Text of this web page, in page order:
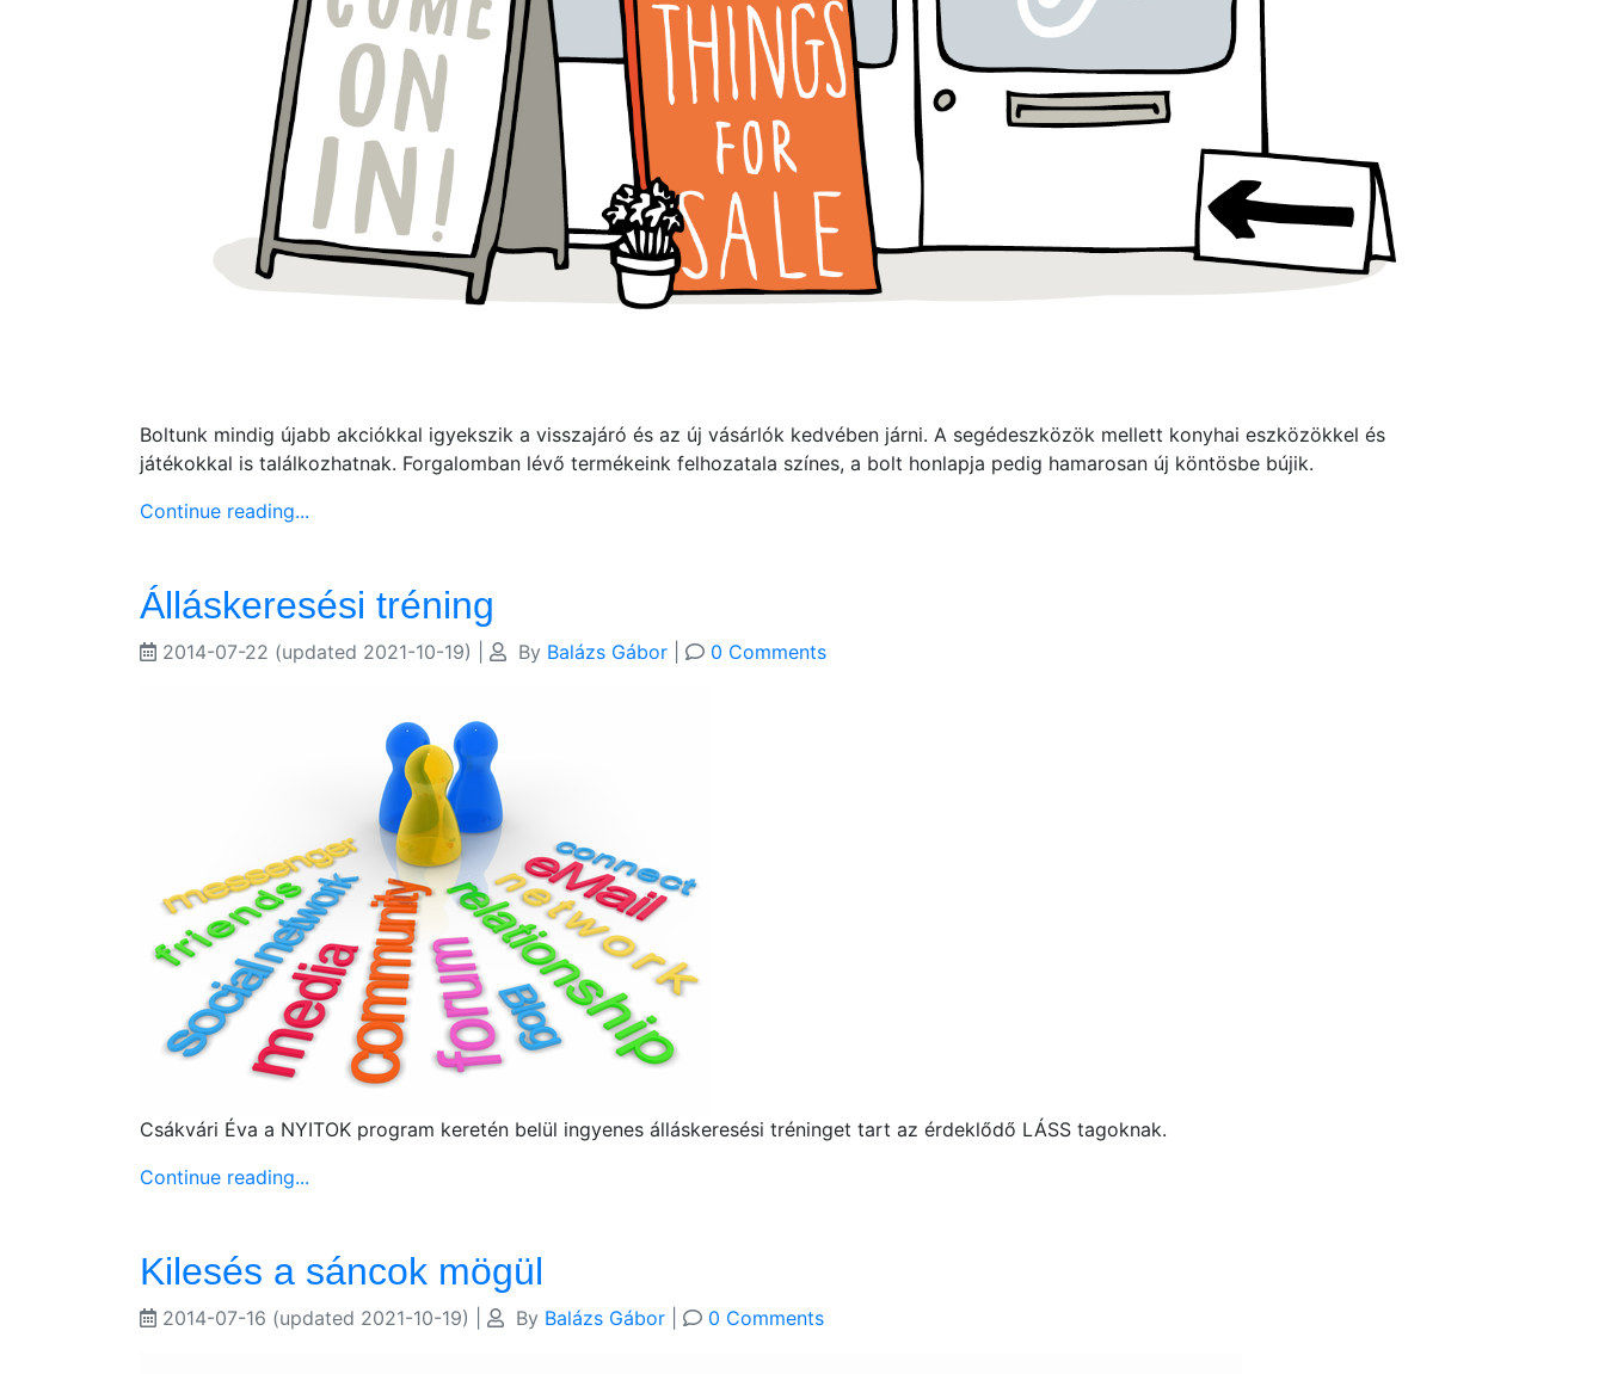
Boltunk mindig újabb akciókkal igyekszik a visszajáró és az új vásárlók kedvében járni. A segédeszközök mellett konyhai eszközökkel és
játékokkal is találkozhatnak. Forgalomban lévő termékeink felhozatala színes, a bolt honlapja pedig hamarosan új köntösbe bújik.
Continue reading...
Álláskeresési tréning
2014-07-22 (updated 2021-10-19) By Balázs Gábor 0 Comments
Csákvári Éva a NYITOK program keretén belül ingyenes álláskeresési tréninget tart az érdeklődő LÁSS tagoknak.
Continue reading...
Kilesés a sáncok mögül
2014-07-16 (updated 2021-10-19) By Balázs Gábor 0 Comments